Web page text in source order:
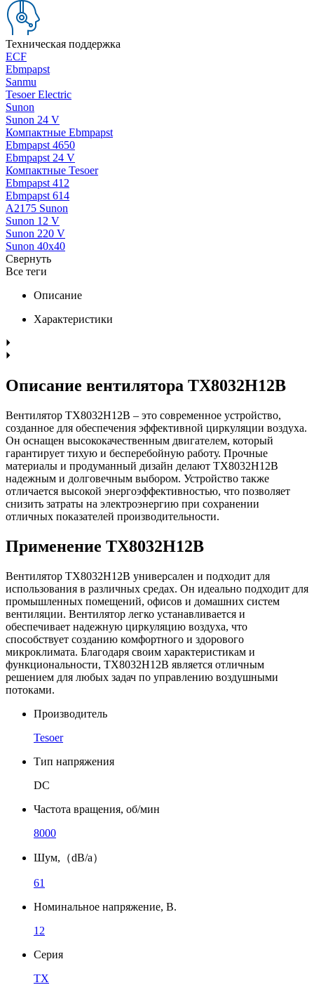
Техническая поддержка
ECF
Ebmpapst
Sanmu
Tesoer Electric
Sunon
Sunon 24 V
Компактные Ebmpapst
Ebmpapst 4650
Ebmpapst 24 V
Компактные Tesoer
Ebmpapst 412
Ebmpapst 614
A2175 Sunon
Sunon 12 V
Sunon 220 V
Sunon 40x40
Свернуть
Все теги
Описание
Характеристики
Описание вентилятора TX8032H12B
Вентилятор TX8032H12B – это современное устройство,
созданное для обеспечения эффективной циркуляции воздуха.
Он оснащен высококачественным двигателем, который
гарантирует тихую и бесперебойную работу. Прочные
материалы и продуманный дизайн делают TX8032H12B
надежным и долговечным выбором. Устройство также
отличается высокой энергоэффективностью, что позволяет
снизить затраты на электроэнергию при сохранении
отличных показателей производительности.
Применение TX8032H12B
Вентилятор TX8032H12B универсален и подходит для
использования в различных средах. Он идеально подходит для
промышленных помещений, офисов и домашних систем
вентиляции. Вентилятор легко устанавливается и
обеспечивает надежную циркуляцию воздуха, что
способствует созданию комфортного и здорового
микроклимата. Благодаря своим характеристикам и
функциональности, TX8032H12B является отличным
решением для любых задач по управлению воздушными
потоками.
Производитель
Tesoer
Тип напряжения
DC
Частота вращения, об/мин
8000
Шум,（dB/a）
61
Номинальное напряжение, В.
12
Серия
TX